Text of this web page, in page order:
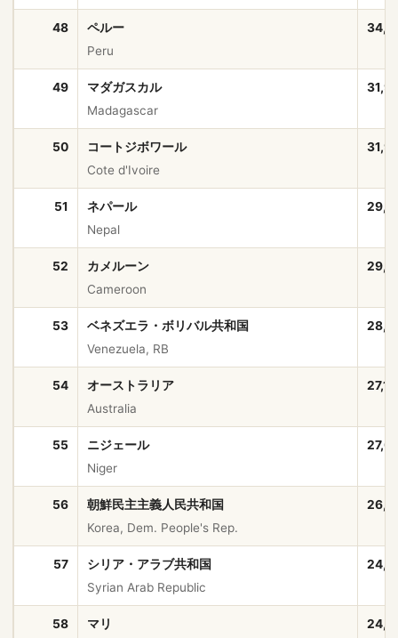
48
ペルー
Peru
49
マダガスカル
Madagascar
50
コートジボワール
Cote d'Ivoire
51
ネパール
Nepal
52
カメルーン
Cameroon
53
ベネズエラ・ボリバル共和国
Venezuela, RB
54
オーストラリア
Australia
55
ニジェール
Niger
56
朝鮮民主主義人民共和国
Korea, Dem. People's Rep.
57
シリア・アラブ共和国
Syrian Arab Republic
58
マリ